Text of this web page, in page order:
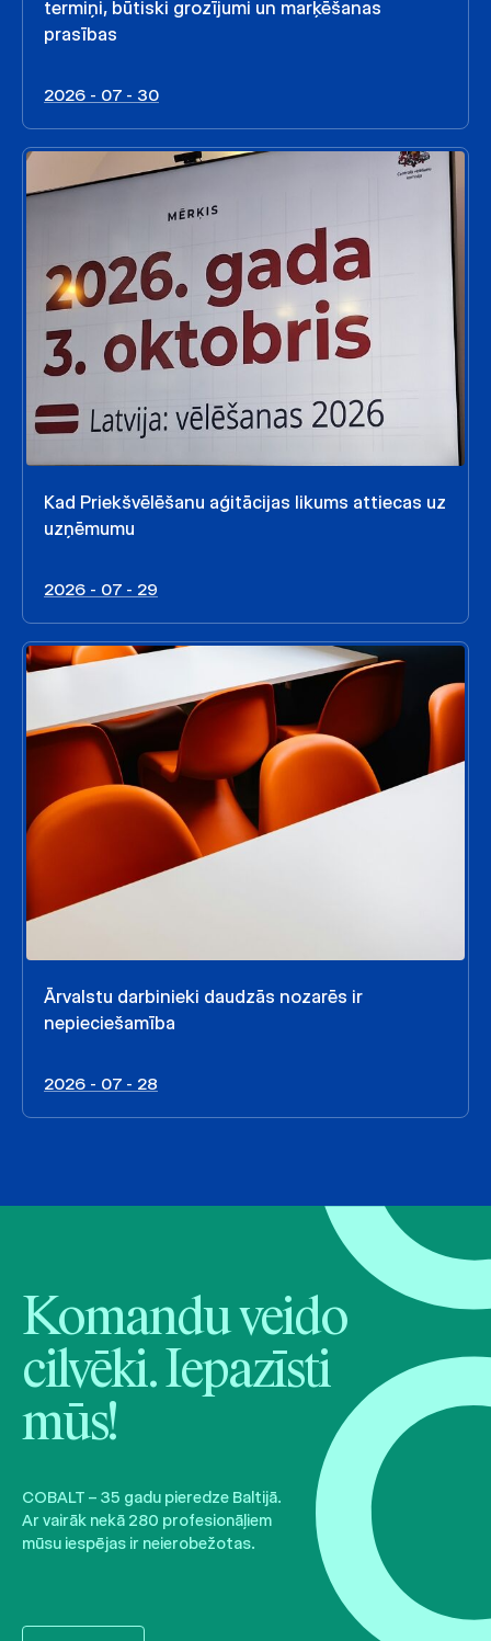
termiņi, būtiski grozījumi un marķēšanas
prasības
2026 - 07 - 30
Kad Priekšvēlēšanu aģitācijas likums attiecas uz
uzņēmumu
2026 - 07 - 29
Ārvalstu darbinieki daudzās nozarēs ir
nepieciešamība
2026 - 07 - 28
Komandu veido
cilvēki. Iepazīsti
mūs!
COBALT – 35 gadu pieredze Baltijā.
Ar vairāk nekā 280 profesionāļiem
mūsu iespējas ir neierobežotas.